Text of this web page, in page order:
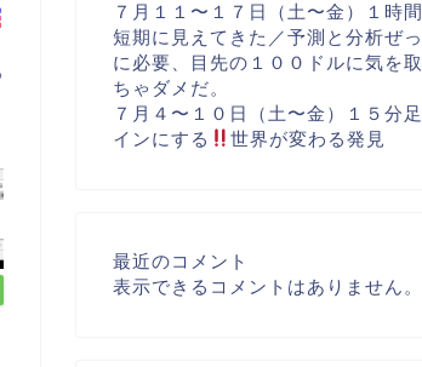
７月１１〜１７日（土〜金）１時
短期に見えてきた／予測と分析ぜ
に必要、目先の１００ドルに気を
ちゃダメだ。
７月４〜１０日（土〜金）１５分
インにする
世界が変わる発見
最近のコメント
表示できるコメントはありません。